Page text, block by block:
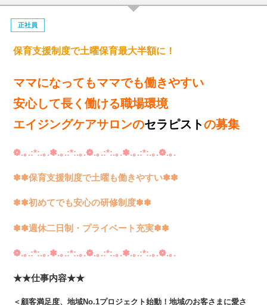
正社員
保育支援制度で土曜保育最大半額に！
ママになってもママでも働きやすい
安心して長く働ける職場環境
エイジングケアサロンのセラピストの募集
❁.｡.:*:.｡.✽.｡.:*:.｡.❁.｡.:*:.｡.✽.｡.:*:.｡.❁.｡.
✽✽保育支援制度で土曜も働きやすい✽✽
✽✽初めてでも安心の研修制度✽✽
✽✽週休二日制・プライベート充実✽✽
❁.｡.:*:.｡.✽.｡.:*:.｡.❁.｡.:*:.｡.✽.｡.:*:.｡.❁.｡.
★★仕事内容★★
＜顧客満足度、地域No.1プロジェクト始動！地域のお客さまに愛さ